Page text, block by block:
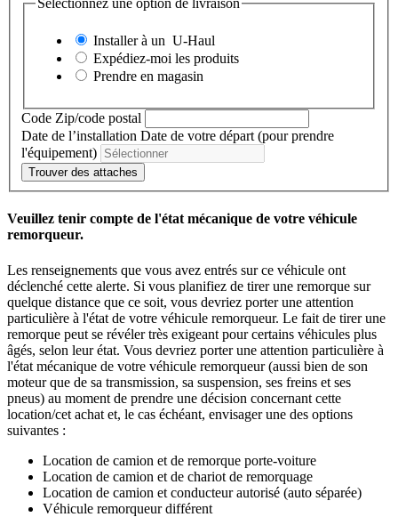
Sélectionnez une option de livraison
Installer à un U-Haul
Expédiez-moi les produits
Prendre en magasin
Code Zip/code postal
Date de l’installation Date de votre départ (pour prendre
l'équipement)
Trouver des attaches
Veuillez tenir compte de l'état mécanique de votre véhicule
remorqueur.
Les renseignements que vous avez entrés sur ce véhicule ont
déclenché cette alerte. Si vous planifiez de tirer une remorque sur
quelque distance que ce soit, vous devriez porter une attention
particulière à l'état de votre véhicule remorqueur. Le fait de tirer une
remorque peut se révéler très exigeant pour certains véhicules plus
âgés, selon leur état. Vous devriez porter une attention particulière à
l'état mécanique de votre véhicule remorqueur (aussi bien de son
moteur que de sa transmission, sa suspension, ses freins et ses
pneus) au moment de prendre une décision concernant cette
location/cet achat et, le cas échéant, envisager une des options
suivantes :
Location de camion et de remorque porte-voiture
Location de camion et de chariot de remorquage
Location de camion et conducteur autorisé (auto séparée)
Véhicule remorqueur différent